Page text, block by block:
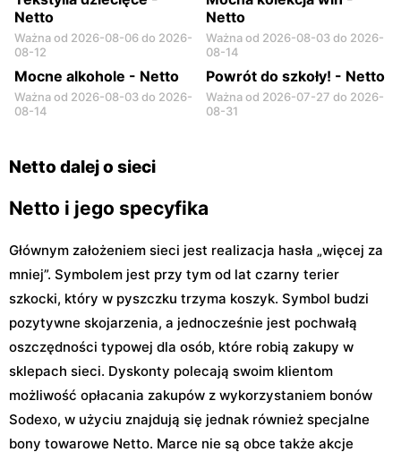
Netto
Ważna od 2026-08-06 do 2026-
08-12
Netto
Ważna od 2026-08-03 do 2026-
08-14
Mocne alkohole - Netto
Ważna od 2026-08-03 do 2026-
08-14
Powrót do szkoły! - Netto
Ważna od 2026-07-27 do 2026-
08-31
Netto dalej o sieci
Netto i jego specyfika
Głównym założeniem sieci jest realizacja hasła „więcej za
mniej”. Symbolem jest przy tym od lat czarny terier
szkocki, który w pyszczku trzyma koszyk. Symbol budzi
pozytywne skojarzenia, a jednocześnie jest pochwałą
oszczędności typowej dla osób, które robią zakupy w
sklepach sieci. Dyskonty polecają swoim klientom
możliwość opłacania zakupów z wykorzystaniem bonów
Sodexo, w użyciu znajdują się jednak również specjalne
bony towarowe Netto. Marce nie są obce także akcje